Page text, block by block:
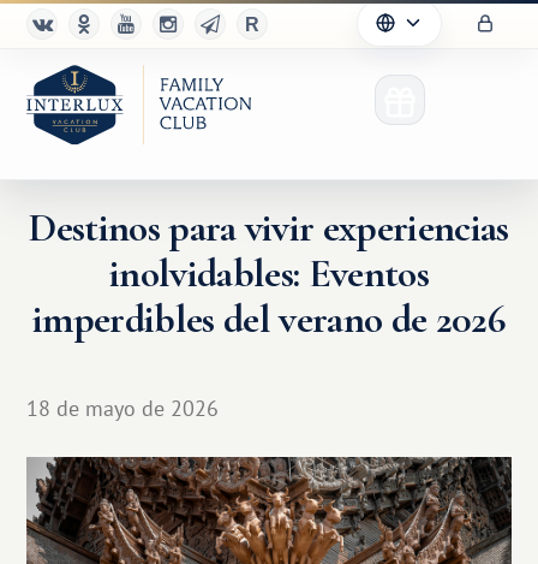
Destinos para vivir experiencias
inolvidables: Eventos
imperdibles del verano de 2026
18 de mayo de 2026